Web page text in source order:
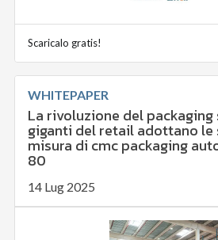
Scaricalo gratis!
WHITEPAPER
La rivoluzione del
giganti del retail adottano le
misura di cmc packaging
80
14 Lug 2025